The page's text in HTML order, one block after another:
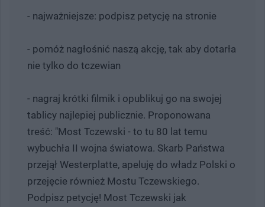
- najważniejsze: podpisz petycję na stronie
- pomóż nagłośnić naszą akcję, tak aby dotarła
nie tylko do tczewian
- nagraj krótki filmik i opublikuj go na swojej
tablicy najlepiej publicznie. Proponowana
treść: "Most Tczewski - to tu 80 lat temu
wybuchła II wojna światowa. Skarb Państwa
przejął Westerplatte, apeluję do władz Polski o
przejęcie również Mostu Tczewskiego.
Podpisz petycję! Most Tczewski jak